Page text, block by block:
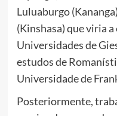
Luluaburgo
(Kinshasa) que viria
Universidades de
estudos de
Universidade de
Posteriormente,